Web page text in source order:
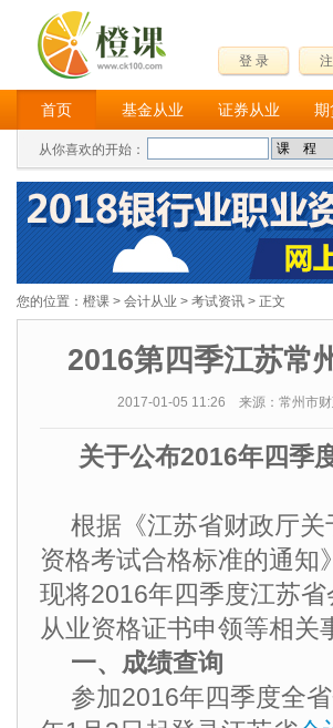
登 录
首页 基金从业 证券从业 期
从你喜欢的开始：
您的位置： 橙课 > 会计从业 > 考试资讯 > 正文
2016第四季江苏常
2017-01-05 11:26 来源：常州市财
关于公布2016年四季
根据《江苏省财政厅
资格考试合格标准的通知
现将2016年四季度江苏
从业资格证书申领等相关
一、成绩查询
参加2016年四季度全